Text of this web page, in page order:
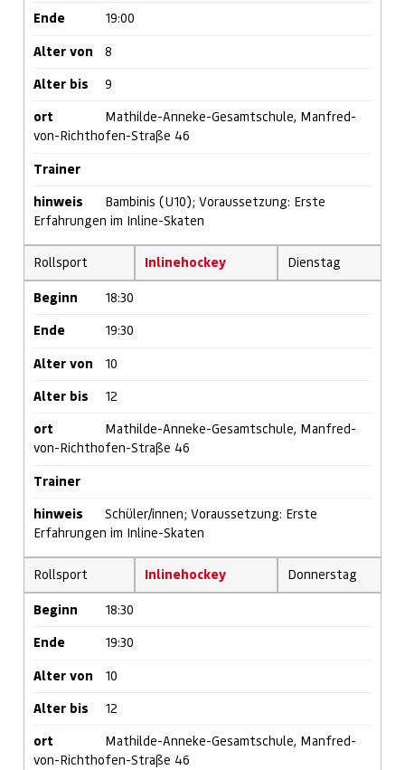
Ende 19:00
Alter von 8
Alter bis 9
ort
Mathilde-Anneke-Gesamtschule, Manfred-
von-Richthofen-Straße 46
Trainer
hinweis
Bambinis (U10); Voraussetzung: Erste
Erfahrungen im Inline-Skaten
Rollsport Inlinehockey Dienstag
Beginn 18:30
Ende 19:30
Alter von 10
Alter bis 12
ort
Mathilde-Anneke-Gesamtschule, Manfred-
von-Richthofen-Straße 46
Trainer
hinweis
Schüler/innen; Voraussetzung: Erste
Erfahrungen im Inline-Skaten
Rollsport Inlinehockey Donnerstag
Beginn 18:30
Ende 19:30
Alter von 10
Alter bis 12
ort
Mathilde-Anneke-Gesamtschule, Manfred-
von-Richthofen-Straße 46